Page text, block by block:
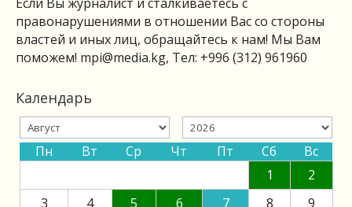
правонарушениями в отношении Вас со стороны
властей и иных лиц, обращайтесь к нам! Мы Вам
поможем! mpi@media.kg, Тел: +996 (312) 961960
Календарь
Пн Вт Ср Чт Пт Сб
Вс
1
2
3
4 5 6 7 8
9